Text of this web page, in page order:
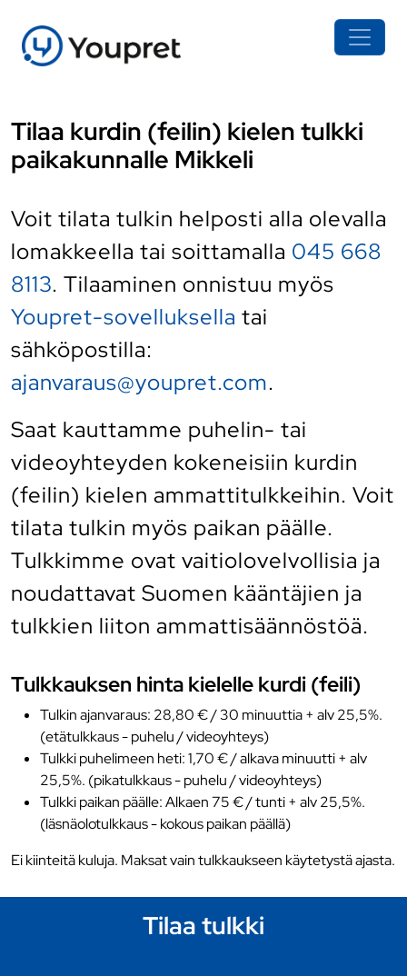
Tilaa kurdin (feilin) kielen tulkki
paikakunnalle Mikkeli
Voit tilata tulkin helposti alla olevalla
lomakkeella tai soittamalla 045 668
8113. Tilaaminen onnistuu myös
Youpret-sovelluksella tai
sähköpostilla:
ajanvaraus@youpret.com.
Saat kauttamme puhelin- tai
videoyhteyden kokeneisiin kurdin
(feilin) kielen ammattitulkkeihin. Voit
tilata tulkin myös paikan päälle.
Tulkkimme ovat vaitiolovelvollisia ja
noudattavat Suomen kääntäjien ja
tulkkien liiton ammattisäännöstöä.
Tulkkauksen hinta kielelle kurdi (feili)
Tulkin ajanvaraus: 28,80 € / 30 minuuttia + alv 25,5%.
(etätulkkaus - puhelu / videoyhteys)
Tulkki puhelimeen heti: 1,70 € / alkava minuutti + alv
25,5%. (pikatulkkaus - puhelu / videoyhteys)
Tulkki paikan päälle: Alkaen 75 € / tunti + alv 25,5%.
(läsnäolotulkkaus - kokous paikan päällä)
Ei kiinteitä kuluja. Maksat vain tulkkaukseen käytetystä ajasta.
Tilaa tulkki